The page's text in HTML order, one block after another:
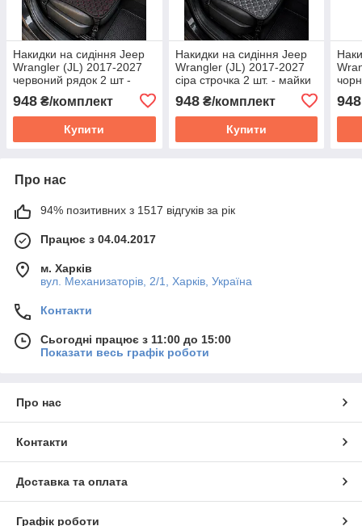
Накидки на сидіння Jeep
Wrangler (JL) 2017-2027
червоний рядок 2 шт -
Джип Вранглер
948 ₴/комплект
Купити
Накидки на сидіння Jeep
Wrangler (JL) 2017-2027
сіра строчка 2 шт. - майки
948₴/комплект
Купити
948
Про нас
94% позитивних з 1517 відгуків за рік
Працює з 04.04.2017
м. Харків
вул. Механизаторів, 2/1, Харків, Україна
Контакти
Сьогодні працює з 11:00 до 15:00
Показати весь графік роботи
Про нас
Контакти
Доставка та оплата
Графік роботи